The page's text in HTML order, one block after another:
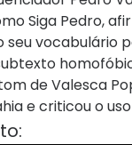
Siga Pedro,
seu vocabulário
de Valesca
e criticou o